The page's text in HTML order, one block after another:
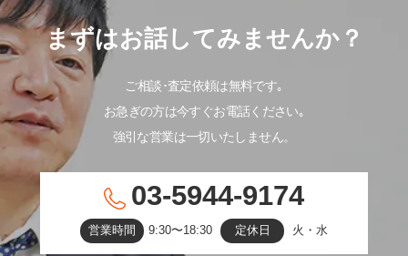
まずはお話してみませんか？
ご相談･査定依頼は無料です｡
お急ぎの方は今すぐお電話ください｡
強引な営業は一切いたしません。
03-5944-9174
営業時間 9:30〜18:30 定休日 火・水